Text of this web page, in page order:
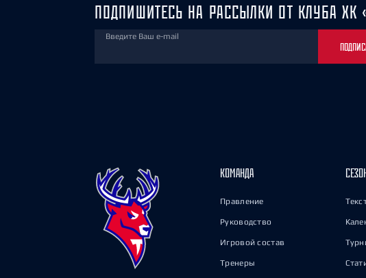
ПОДПИШИТЕСЬ НА РАССЫЛКИ ОТ КЛУБА ХК
Введите Ваш e-mail
КОМАНДА
Правление
Руководство
Игровой состав
Тренеры